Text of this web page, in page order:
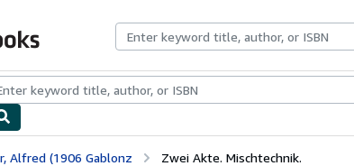
CollectionsRare BooksArt & Collectibles
Alfred (1906 Gablonz Zwei Akte. Mischtechnik.